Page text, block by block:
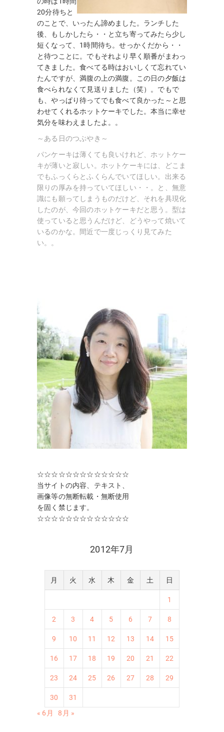
20分待ちと
のことで、いったん諦めました。ランチした
後、もしかしたら・・と立ち寄ってみたら少し
短くなって、1時間待ち。せっかくだから・・
と待つことに。でもそれより早く順番がまわっ
てきました。食べてる時はおいしくて忘れてい
たんですが、満腹の上の満腹。この日の夕飯は
食べられなくて見送りました（笑）。でもで
も、やっぱり待ってでも食べて良かった～と思
わせてくれるホットケーキでした。本当に幸せ
気分を味わえましたよ。。
～ある日のつぶやき～
パンケーキは薄くても良いけれど、ホットケー
キが薄いと寂しい。ホットケーキには、どこま
でもふっくらとふくらんでいてほしい。出来る
限りの厚みを持っていてほしい・・。と、無意
識にも願ってしまうものだけど、それを具現化
したのが、今回のホットケーキだと思う。型は
使っていると思うんだけど、どうやって焼いて
いるのかな。間近で一度じっくり見てみた
い。。
☆☆☆☆☆☆☆☆☆☆☆☆☆
当サイトの内容、テキスト、
画像等の無断転載・無断使用
を固く禁じます。
☆☆☆☆☆☆☆☆☆☆☆☆☆
2012年7月
月 火 水 木 金 土 日
1
2 3 4 5 6 7 8
9 10 11 12 13 14 15
16 17 18 19 20 21 22
23 24 25 26 27 28 29
30
31
« 6月
8月 »